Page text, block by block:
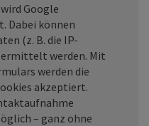
Google
Dabei können
(z. B. die IP-
werden. Mit
werden die
akzeptiert.
– ganz ohne